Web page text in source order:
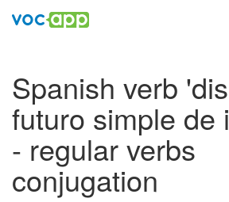
Spanish verb
futuro simple de
- regular verbs
conjugation